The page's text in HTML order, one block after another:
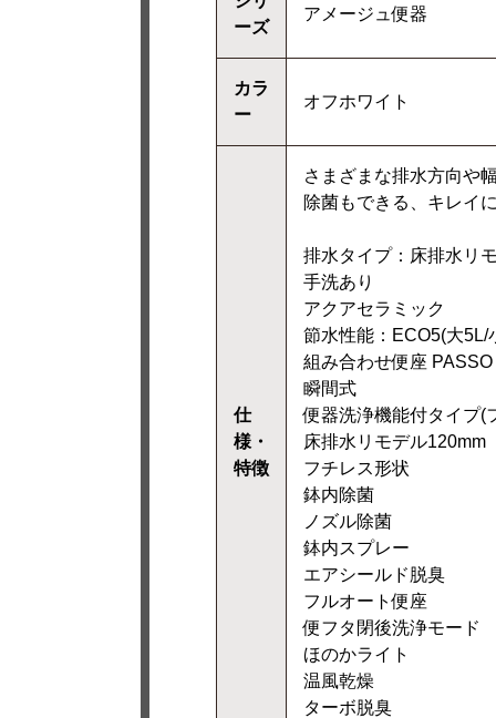
ーズ
アメージュ便器
カラ
ー
オフホワイト
仕
様・
特徴
さまざまな排水方向や
除菌もできる、キレイ
排水タイプ：床排水リ
手洗あり
アクアセラミック
節水性能：ECO5(大5L/
組み合わせ便座 PASSO
瞬間式
便器洗浄機能付タイプ(
床排水リモデル120mm
フチレス形状
鉢内除菌
ノズル除菌
鉢内スプレー
エアシールド脱臭
フルオート便座
便フタ閉後洗浄モード
ほのかライト
温風乾燥
ターボ脱臭